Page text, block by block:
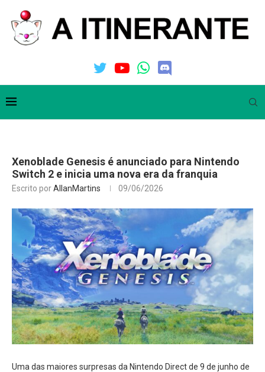
Xenoblade Genesis é anunciado para Nintendo
Switch 2 e inicia uma nova era da franquia
Escrito porAllanMartins 09/06/2026
Uma das maiores surpresas da Nintendo Direct de 9 de junho de